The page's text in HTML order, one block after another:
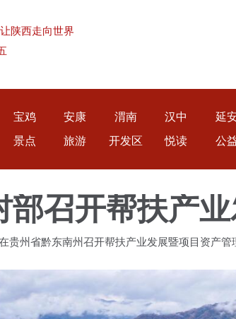
陕西走向世界
宝鸡 安康 渭南 汉中 延
景点 旅游 开发区 悦读 公
贵州省黔东南州召开帮扶产业发展暨项目资产